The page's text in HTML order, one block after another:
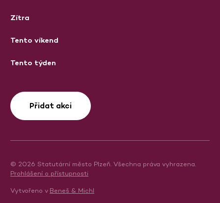
Zítra
Tento víkend
Tento týden
Přidat akci
© 2026 Statutární město Plzeň. Všechna práva vyhrazena.
Prohlášení o přístupnosti
Vytvořeno v Beneš & Michl